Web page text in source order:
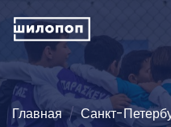
Главная Санкт-